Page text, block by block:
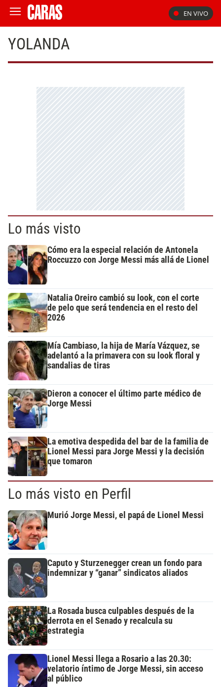
EN VIVO
YOLANDA
Lo más visto
Cómo era la especial relación de Antonela
Roccuzzo con Jorge Messi más allá de Lionel
Natalia Oreiro cambió su look, con el corte
de pelo que será tendencia en el resto del
2026
Mía Cambiaso, la hija de María Vázquez, se
adelantó a la primavera con su look floral y
sandalias de tiras
Dieron a conocer el último parte médico de
Jorge Messi
La emotiva despedida del bar de la familia de
Lionel Messi para Jorge Messi y la decisión
que tomaron
Lo más visto en Perfil
Murió Jorge Messi, el papá de Lionel Messi
Caputo y Sturzenegger crean un fondo para
indemnizar y “ganar” sindicatos aliados
La Rosada busca culpables después de la
derrota en el Senado y recalcula su
estrategia
Lionel Messi llega a Rosario a las 20.30:
velatorio íntimo de Jorge Messi, sin acceso
al público